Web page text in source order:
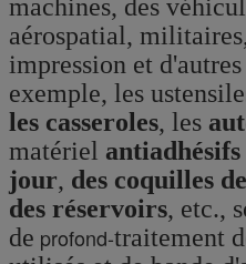
machines, des
aérospatial,
impression et
exemple, les
les casseroles, les
matériel antiadhésifs
jour, des coquilles
des réservoirs, etc.,
de profond-traitement